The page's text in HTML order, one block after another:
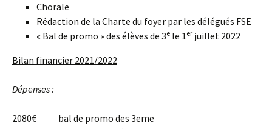
Chorale
Rédaction de la Charte du foyer par les délégués FSE
« Bal de promo » des élèves de 3e le 1er juillet 2022
Bilan financier 2021/2022
Dépenses :
2080€ bal de promo des 3eme